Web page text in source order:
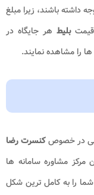
داشته باشند، زیرا مبلغ
قیمتبلیط هر جایگاه در
را مشاهده نمایند.
در خصوصکنسرت رضا
مرکز مشاوره سامانه ها
را به کامل ترین شکل